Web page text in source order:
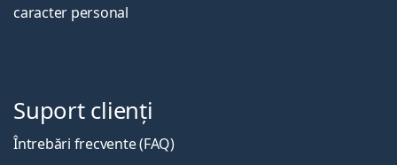
caracter personal
Suport clienți
Întrebări frecvente (FAQ)